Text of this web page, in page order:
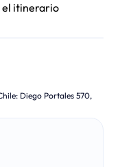
el itinerario
: Diego Portales 570,